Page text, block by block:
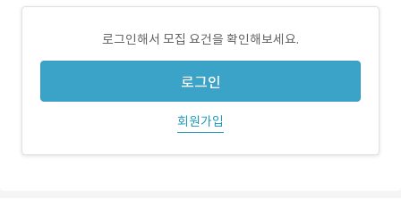
로그인해서 모집 요건을 확인해보세요.
로그인
회원가입